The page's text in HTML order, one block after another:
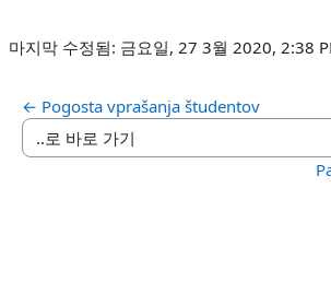
마지막 수정됨: 금요일, 27 3월 2020, 2:38
← Pogosta vprašanja študentov
..로 바로 가기